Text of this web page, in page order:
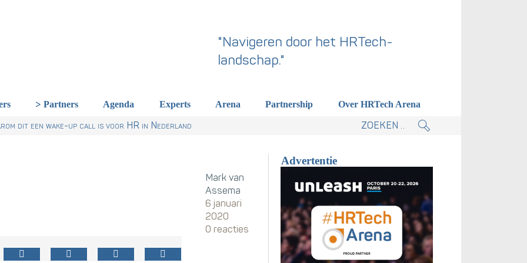
"Navigeren door het HRTech-
landschap."
Partners Agenda Experts Arena Partnership Over HRTech Arena
kabinet. Skills-gerichte arbeidsmarkt onderdeel actieplan.
nu al regelen
een gemeenschappelijke skillstaal nodig heeft
dit een wake-up call is voor HR in Nederland
Mark van
Assema
6 januari
2020
0 reacties
Advertentie